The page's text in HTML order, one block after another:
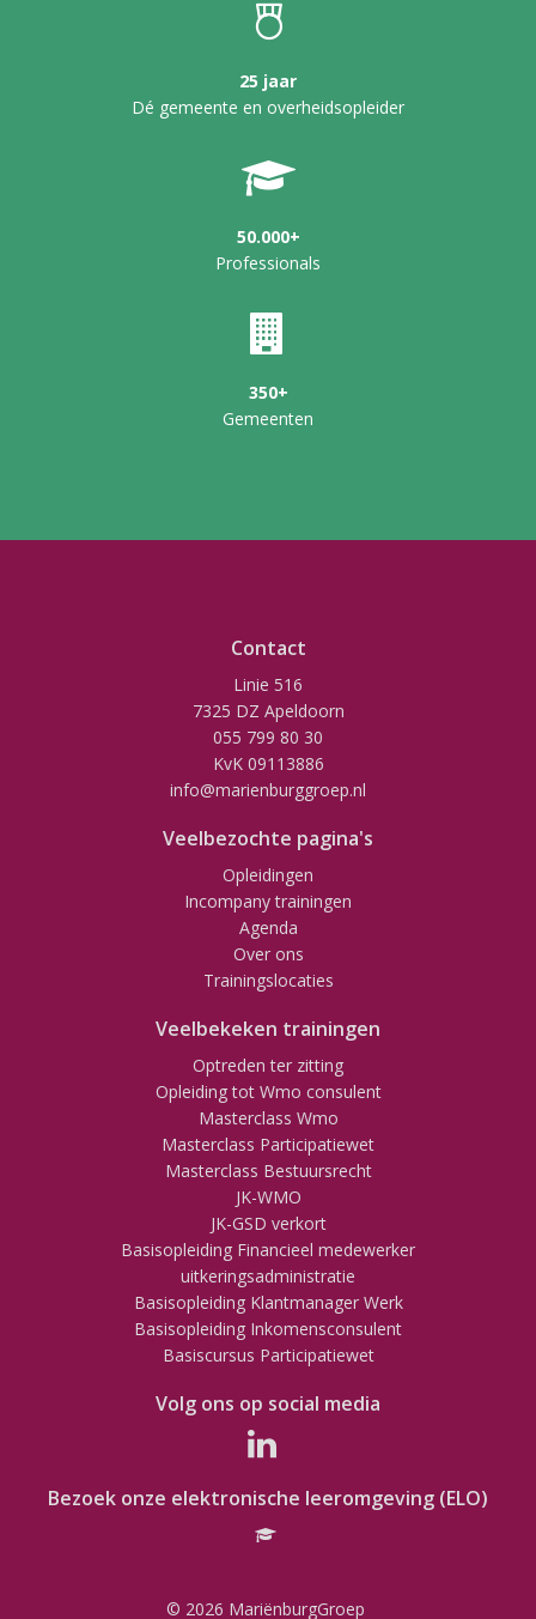
25 jaar
Dé gemeente en overheidsopleider
50.000+
Professionals
350+
Gemeenten
Contact
Linie 516
7325 DZ Apeldoorn
055 799 80 30
KvK 09113886
info@marienburggroep.nl
Veelbezochte pagina's
Opleidingen
Incompany trainingen
Agenda
Over ons
Trainingslocaties
Veelbekeken trainingen
Optreden ter zitting
Opleiding tot Wmo consulent
Masterclass Wmo
Masterclass Participatiewet
Masterclass Bestuursrecht
JK-WMO
JK-GSD verkort
Basisopleiding Financieel medewerker
uitkeringsadministratie
Basisopleiding Klantmanager Werk
Basisopleiding Inkomensconsulent
Basiscursus Participatiewet
Volg ons op social media
Bezoek onze elektronische leeromgeving (ELO)
© 2026 MariënburgGroep